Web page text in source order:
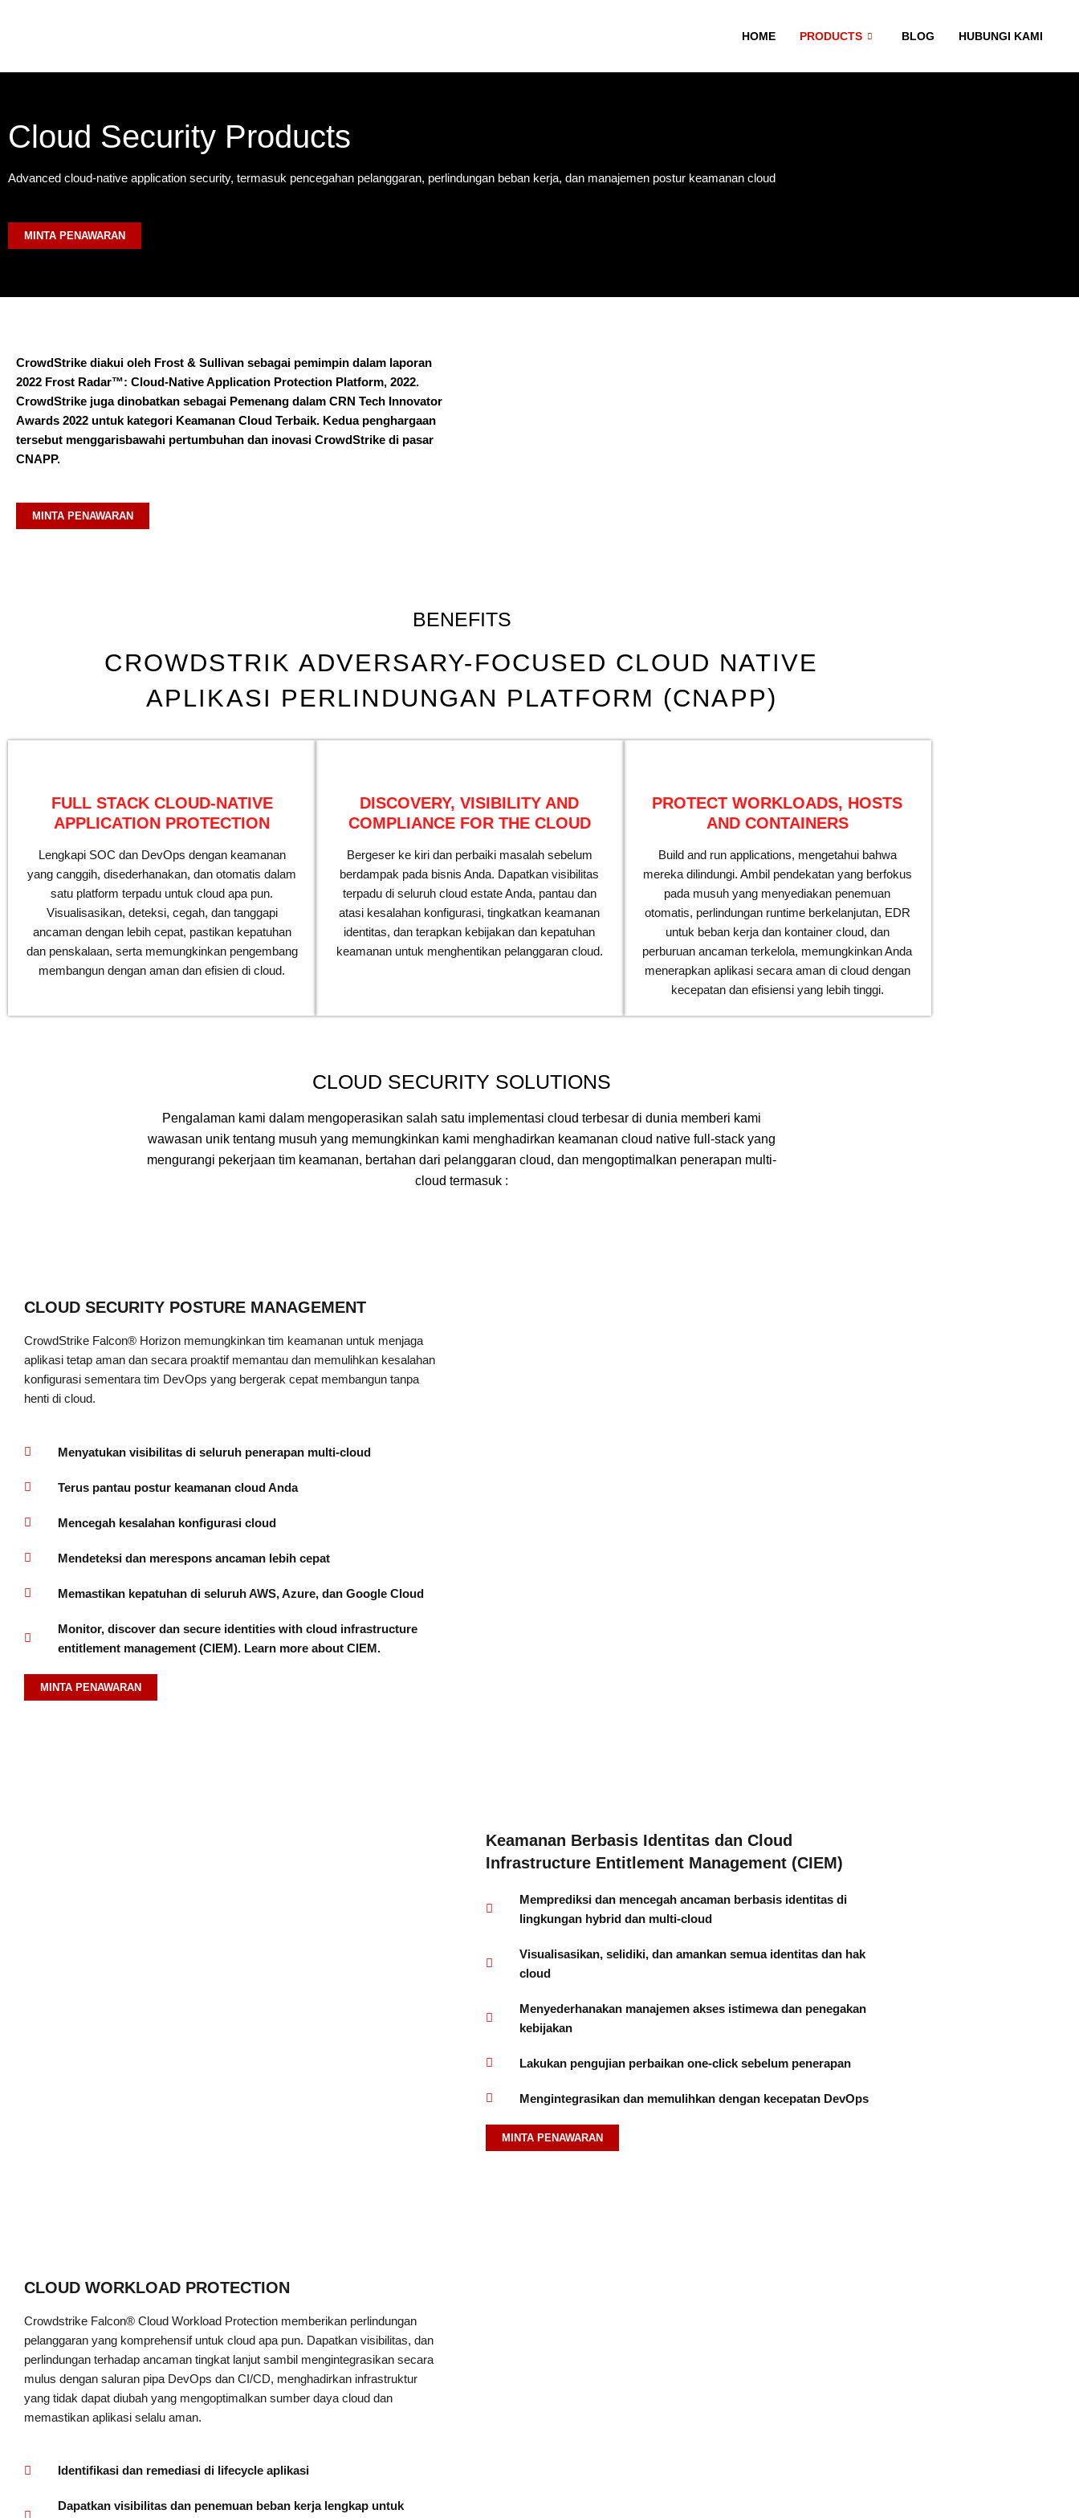
HOME PRODUCTS BLOG HUBUNGI KAMI
Cloud Security Products
Advanced cloud-native application security, termasuk pencegahan pelanggaran, perlindungan beban kerja, dan manajemen postur keamanan cloud
MINTA PENAWARAN
CrowdStrike diakui oleh Frost & Sullivan sebagai pemimpin dalam laporan
2022 Frost Radar™️: Cloud-Native Application Protection Platform, 2022.
CrowdStrike juga dinobatkan sebagai Pemenang dalam CRN Tech Innovator
Awards 2022 untuk kategori Keamanan Cloud Terbaik. Kedua penghargaan
tersebut menggarisbawahi pertumbuhan dan inovasi CrowdStrike di pasar
CNAPP.
MINTA PENAWARAN
BENEFITS
CROWDSTRIK ADVERSARY-FOCUSED CLOUD NATIVE
APLIKASI PERLINDUNGAN PLATFORM (CNAPP)
FULL STACK CLOUD-NATIVE
APPLICATION PROTECTION
Lengkapi SOC dan DevOps dengan keamanan
yang canggih, disederhanakan, dan otomatis dalam
satu platform terpadu untuk cloud apa pun.
Visualisasikan, deteksi, cegah, dan tanggapi
ancaman dengan lebih cepat, pastikan kepatuhan
dan penskalaan, serta memungkinkan pengembang
membangun dengan aman dan efisien di cloud.
DISCOVERY, VISIBILITY AND
COMPLIANCE FOR THE CLOUD
Bergeser ke kiri dan perbaiki masalah sebelum
berdampak pada bisnis Anda. Dapatkan visibilitas
terpadu di seluruh cloud estate Anda, pantau dan
atasi kesalahan konfigurasi, tingkatkan keamanan
identitas, dan terapkan kebijakan dan kepatuhan
keamanan untuk menghentikan pelanggaran cloud.
PROTECT WORKLOADS, HOSTS
AND CONTAINERS
Build and run applications, mengetahui bahwa
mereka dilindungi. Ambil pendekatan yang berfokus
pada musuh yang menyediakan penemuan
otomatis, perlindungan runtime berkelanjutan, EDR
untuk beban kerja dan kontainer cloud, dan
perburuan ancaman terkelola, memungkinkan Anda
menerapkan aplikasi secara aman di cloud dengan
kecepatan dan efisiensi yang lebih tinggi.
CLOUD SECURITY SOLUTIONS
Pengalaman kami dalam mengoperasikan salah satu implementasi cloud terbesar di dunia memberi kami
wawasan unik tentang musuh yang memungkinkan kami menghadirkan keamanan cloud native full-stack yang
mengurangi pekerjaan tim keamanan, bertahan dari pelanggaran cloud, dan mengoptimalkan penerapan multi-
cloud termasuk :
CLOUD SECURITY POSTURE MANAGEMENT
CrowdStrike Falcon® Horizon memungkinkan tim keamanan untuk menjaga
aplikasi tetap aman dan secara proaktif memantau dan memulihkan kesalahan
konfigurasi sementara tim DevOps yang bergerak cepat membangun tanpa
henti di cloud.
Menyatukan visibilitas di seluruh penerapan multi-cloud
Terus pantau postur keamanan cloud Anda
Mencegah kesalahan konfigurasi cloud
Mendeteksi dan merespons ancaman lebih cepat
Memastikan kepatuhan di seluruh AWS, Azure, dan Google Cloud
Monitor, discover dan secure identities with cloud infrastructure
entitlement management (CIEM). Learn more about CIEM.
MINTA PENAWARAN
Keamanan Berbasis Identitas dan Cloud
Infrastructure Entitlement Management (CIEM)
Memprediksi dan mencegah ancaman berbasis identitas di
lingkungan hybrid dan multi-cloud
Visualisasikan, selidiki, dan amankan semua identitas dan hak
cloud
Menyederhanakan manajemen akses istimewa dan penegakan
kebijakan
Lakukan pengujian perbaikan one-click sebelum penerapan
Mengintegrasikan dan memulihkan dengan kecepatan DevOps
MINTA PENAWARAN
CLOUD WORKLOAD PROTECTION
Crowdstrike Falcon® Cloud Workload Protection memberikan perlindungan
pelanggaran yang komprehensif untuk cloud apa pun. Dapatkan visibilitas, dan
perlindungan terhadap ancaman tingkat lanjut sambil mengintegrasikan secara
mulus dengan saluran pipa DevOps dan CI/CD, menghadirkan infrastruktur
yang tidak dapat diubah yang mengoptimalkan sumber daya cloud dan
memastikan aplikasi selalu aman.
Identifikasi dan remediasi di lifecycle aplikasi
Dapatkan visibilitas dan penemuan beban kerja lengkap untuk